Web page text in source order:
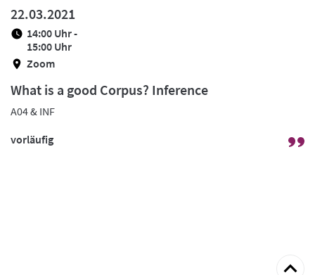
22.03.2021
14:00 Uhr -
15:00 Uhr
Zoom
What is a good Corpus? Inference
A04 & INF
vorläufig
zum